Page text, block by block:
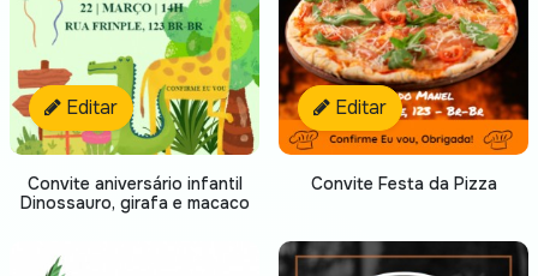
Editar
Convite aniversário infantil
Dinossauro, girafa e macaco
Editar
Convite Festa da Pizza